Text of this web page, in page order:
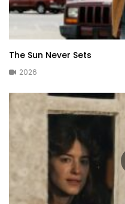
The Sun Never Sets
2026